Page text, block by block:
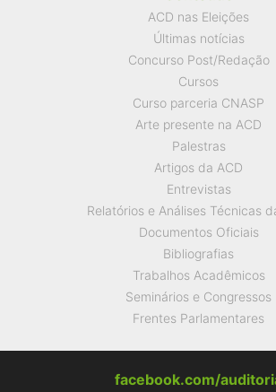
ACD nas Eleições
Últimas notícias
Concurso Post/Redação
Cursos
Curso parceria CNASP
Arte presente na ACD
Palestras
Artigos da ACD
Entrevistas
Relatórios e Análises Técnicas
Documentos Oficiais
Bibliografias
Trabalhos Acadêmicos
Seminários e Congressos
Frentes Parlamentares
facebook.com/